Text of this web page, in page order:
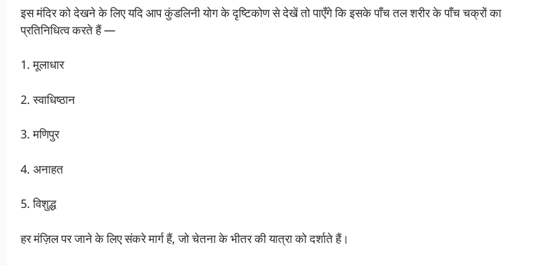
इस मंदिर को देखने के लिए यदि आप कुंडलिनी योग के दृष्टिकोण से देखें तो पाएँगे कि इसके पाँच तल शरीर के पाँच चक्रों का
प्रतिनिधित्व करते हैं —
1. मूलाधार
2. स्वाधिष्ठान
3. मणिपुर
4. अनाहत
5. विशुद्ध
हर मंज़िल पर जाने के लिए संकरे मार्ग हैं, जो चेतना के भीतर की यात्रा को दर्शाते हैं।